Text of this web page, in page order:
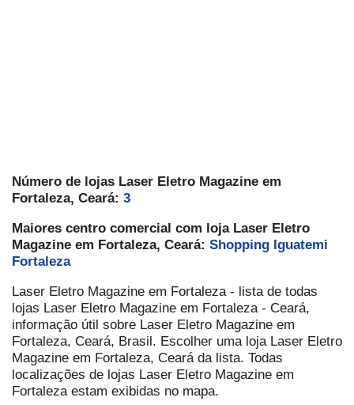
Número de lojas Laser Eletro Magazine em
Fortaleza, Ceará: 3
Maiores centro comercial com loja Laser Eletro
Magazine em Fortaleza, Ceará: Shopping Iguatemi
Fortaleza
Laser Eletro Magazine em Fortaleza - lista de todas
lojas Laser Eletro Magazine em Fortaleza - Ceará,
informação útil sobre Laser Eletro Magazine em
Fortaleza, Ceará, Brasil. Escolher uma loja Laser Eletro
Magazine em Fortaleza, Ceará da lista. Todas
localizações de lojas Laser Eletro Magazine em
Fortaleza estam exibidas no mapa.